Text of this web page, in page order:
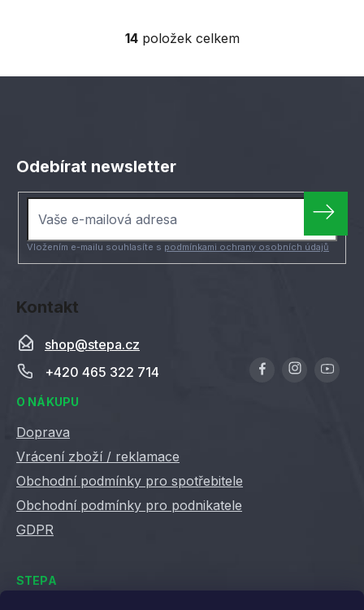
O
l
p
k
y
14položek celkem
Kontakt
shop@stepa.cz
+420 465 322 714
O NÁKUPU
Doprava
Vrácení zboží / reklamace
Obchodní podmínky pro spotřebitele
Obchodní podmínky pro podnikatele
GDPR
STEPA
Odebírat newsletter
Vložením e-mailu souhlasíte s podmínkami ochrany osobních údajů